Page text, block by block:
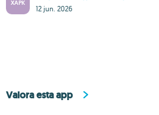
XAPK
12 jun. 2026
Valora esta app